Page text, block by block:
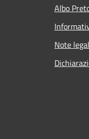
Albo
Note